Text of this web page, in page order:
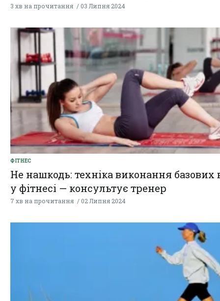
3 хв на прочитання 03 Липня 2024
ФІТНЕС
Не нашкодь: техніка виконання базових
у фітнесі — консультує тренер
7 хв на прочитання 02 Липня 2024